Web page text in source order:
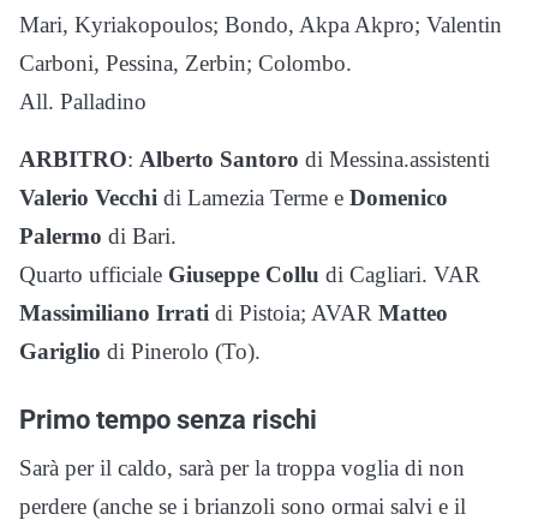
Mari, Kyriakopoulos; Bondo, Akpa Akpro; Valentin
Carboni, Pessina, Zerbin; Colombo.
All. Palladino
ARBITRO: Alberto Santoro di Messina.assistenti
Valerio Vecchi di Lamezia Terme e Domenico
Palermo di Bari.
Quarto ufficiale Giuseppe Collu di Cagliari. VAR
Massimiliano Irrati di Pistoia; AVAR Matteo
Gariglio di Pinerolo (To).
Primo tempo senza rischi
Sarà per il caldo, sarà per la troppa voglia di non
perdere (anche se i brianzoli sono ormai salvi e il